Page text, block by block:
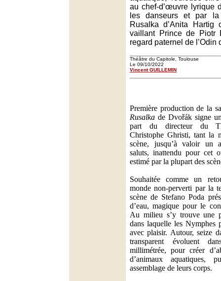
au chef-d’œuvre lyrique
les danseurs et par
Rusalka d’Anita Hartig
vaillant Prince de Piotr
regard paternel de l’Odin
Théâtre du Capitole, Toulouse
Le 09/10/2022
Vincent GUILLEMIN
Première production de la
Rusalka de Dvořák signe
part du directeur du
Christophe Ghristi, tant la
scène, jusqu’à valoir un
saluts, inattendu pour cet
estimé par la plupart des
Souhaitée comme un
monde non-perverti par la
scène de Stefano Poda
d’eau, magique pour le
Au milieu s’y trouve une
dans laquelle les Nymphes
avec plaisir. Autour, seize
transparent évoluent
millimétrée, pour créer
d’animaux aquatiques,
assemblage de leurs corps.